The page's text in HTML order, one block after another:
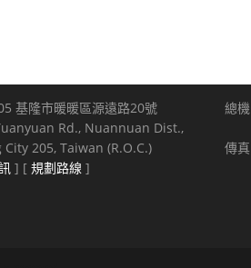
基隆市暖暖區源遠路20號
Rd., Nuannuan Dist.,
205, Taiwan (R.O.C.)
] [ 規劃路線 ]
總
傳